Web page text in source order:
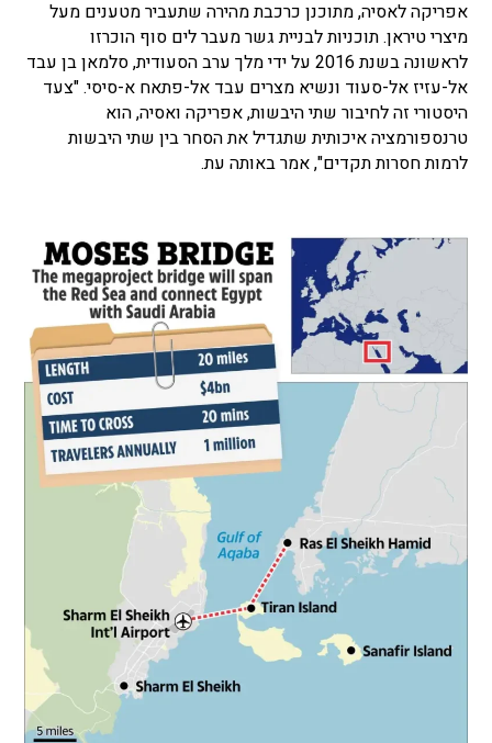
אפריקה לאסיה, מתוכנן כרכבת מהירה שתעביר מטענים מעל
מיצרי טיראן. תוכניות לבניית גשר מעבר לים סוף הוכרזו
לראשונה בשנת 2016 על ידי מלך ערב הסעודית, סלמאן בן עבד
אל-עזיז אל-סעוד ונשיא מצרים עבד אל-פתאח א-סיסי. "צעד
היסטורי זה לחיבור שתי היבשות, אפריקה ואסיה, הוא
טרנספורמציה איכותית שתגדיל את הסחר בין שתי היבשות
לרמות חסרות תקדים", אמר באותה עת.